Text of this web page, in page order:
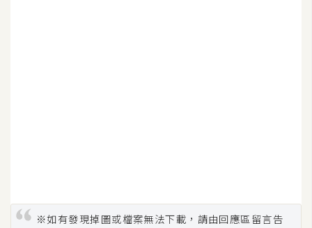
※如有發現掉圖或檔案無法下載，請由回應區留言告